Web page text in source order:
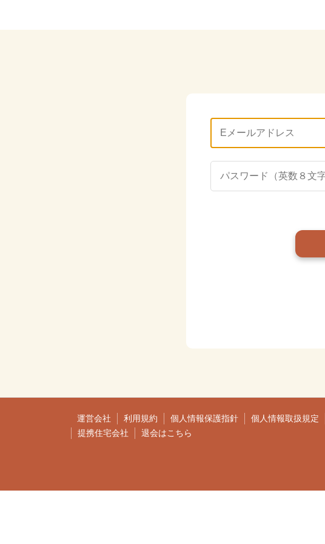
運営会社 利用規約 個人情報保護指針 個人情報取扱規定
提携住宅会社
退会はこちら